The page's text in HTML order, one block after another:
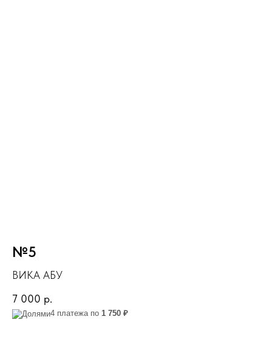
№5
ВИКА АБУ
7 000 р.
4 платежа по 1 750 ₽